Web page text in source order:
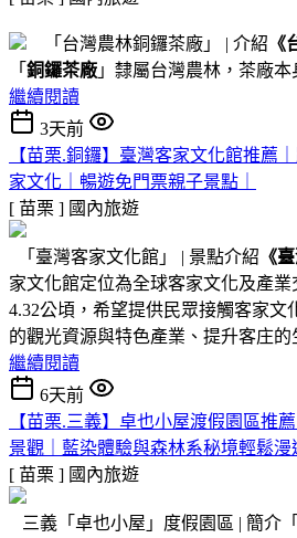
「台灣農林銅鑼茶廠」 | 介紹 《
「 銅鑼茶廠 」隸屬台灣農林，茶廠
繼續閱讀
3天前
【苗栗.銅鑼】臺灣客家文化館推薦
家文化｜暢遊免門票親子景點｜
[ 苗栗 ] 國內旅遊
「臺灣客家文化館」 | 景點介紹 《
家文化館定位為全球客家文化及產
4.32公頃，希望提供民眾接觸客家文
的觀光資源與特色產業、提升客庄的
繼續閱讀
6天前
【苗栗.三義】卓也小屋渡假園區推
景觀｜藍染體驗與森林系秘境輕鬆漫
[ 苗栗 ] 國內旅遊
三義「卓也小屋」度假園區 | 簡介「